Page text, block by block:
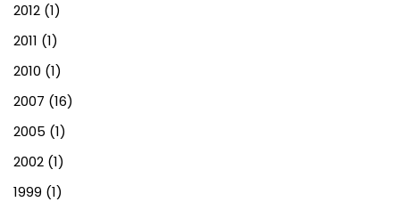
2012 (1)
2011 (1)
2010 (1)
2007 (16)
2005 (1)
2002 (1)
1999 (1)